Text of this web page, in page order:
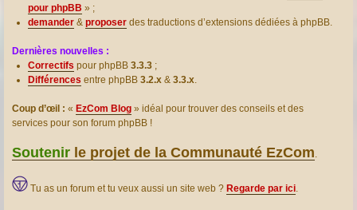
pour phpBB » ;
demander & proposer des traductions d’extensions dédiées à phpBB.
Dernières nouvelles :
Correctifs pour phpBB 3.3.3 ;
Différences entre phpBB 3.2.x & 3.3.x.
Coup d’œil : « EzCom Blog » idéal pour trouver des conseils et des
services pour son forum phpBB !
Soutenir le projet de la Communauté EzCom.
Tu as un forum et tu veux aussi un site web ? Regarde par ici.